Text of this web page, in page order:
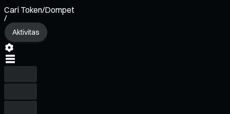
Cari Token/Dompet
/
Aktivitas